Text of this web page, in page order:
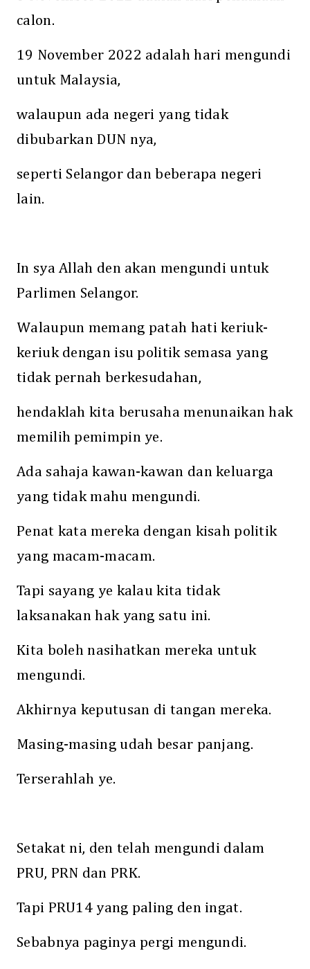
calon.
19 November 2022 adalah hari mengundi
untuk Malaysia,
walaupun ada negeri yang tidak
dibubarkan DUN nya,
seperti Selangor dan beberapa negeri
lain.
In sya Allah den akan mengundi untuk
Parlimen Selangor.
Walaupun memang patah hati keriuk-
keriuk dengan isu politik semasa yang
tidak pernah berkesudahan,
hendaklah kita berusaha menunaikan hak
memilih pemimpin ye.
Ada sahaja kawan-kawan dan keluarga
yang tidak mahu mengundi.
Penat kata mereka dengan kisah politik
yang macam-macam.
Tapi sayang ye kalau kita tidak
laksanakan hak yang satu ini.
Kita boleh nasihatkan mereka untuk
mengundi.
Akhirnya keputusan di tangan mereka.
Masing-masing udah besar panjang.
Terserahlah ye.
Setakat ni, den telah mengundi dalam
PRU, PRN dan PRK.
Tapi PRU14 yang paling den ingat.
Sebabnya paginya pergi mengundi.